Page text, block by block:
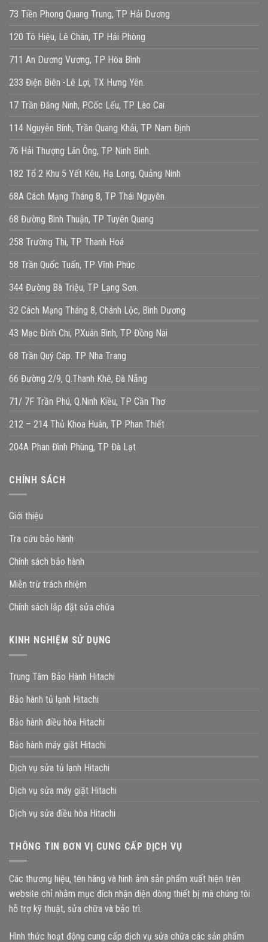
73 Tiền Phong Quang Trung, TP Hải Dương
120 Tô Hiệu, Lê Chân, TP Hải Phòng
711 An Dương Vương, TP Hòa Bình
233 Điện Biên -Lê Lợi, TX Hưng Yên.
17 Trần Đăng Ninh, P.Cốc Lếu, TP Lào Cai
114 Nguyễn Bính, Trần Quang Khải, TP Nam Định
76 Hải Thượng Lãn Ông, TP Ninh Bình.
182 Tổ 2 Khu 5 Yết Kêu, Hạ Long, Quảng Ninh
68A Cách Mạng Tháng 8, TP Thái Nguyên
68 Đường Bình Thuận, TP Tuyên Quang
258 Trường Thi, TP Thanh Hoá
58 Trần Quốc Tuấn, TP Vĩnh Phúc
344 Đường Bà Triệu, TP Lạng Sơn.
32 Cách Mạng Tháng 8, Chánh Lộc, Bình Dương
43 Mạc Đỉnh Chi, P.Xuân Bình, TP Đồng Nai
68 Trần Quý Cáp. TP Nha Trang
66 Đường 2/9, Q.Thanh Khê, Đà Nẵng
71/ 7F Trần Phú, Q.Ninh Kiều, TP Cần Thơ
212 – 214 Thủ Khoa Huân, TP Phan Thiết
204A Phan Đình Phùng, TP Đà Lạt
CHÍNH SÁCH
Giới thiệu
Tra cứu bảo hành
Chính sách bảo hành
Miễn trừ trách nhiệm
Chính sách lắp đặt sửa chữa
KINH NGHIỆM SỬ DỤNG
Trung Tâm Bảo Hành Hitachi
Bảo hành tủ lạnh Hitachi
Bảo hành điều hòa Hitachi
Bảo hành máy giặt Hitachi
Dịch vụ sửa tủ lạnh Hitachi
Dịch vụ sửa máy giặt Hitachi
Dịch vụ sửa điều hòa Hitachi
THÔNG TIN ĐƠN VỊ CUNG CẤP DỊCH VỤ
Các thương hiệu, tên hãng và hình ảnh sản phẩm xuất hiện trên
website chỉ nhằm mục đích nhận diện dòng thiết bị mà chúng tôi
hỗ trợ kỹ thuật, sửa chữa và bảo trì.
Hình thức hoạt động cung cấp dịch vụ sửa chữa các sản phẩm